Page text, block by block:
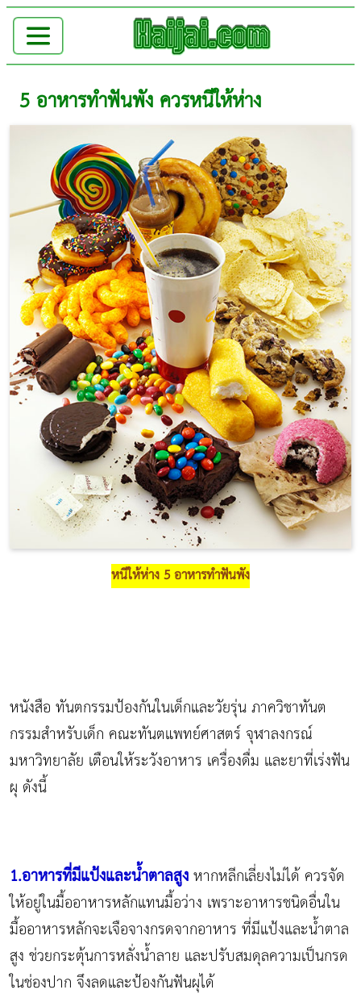
5 อาหารทำฟันพัง ควรหนีให้ห่าง
หนีให้ห่าง 5 อาหารทำฟันพัง
หนังสือ ทันตกรรมป้องกันในเด็กและวัยรุ่น ภาควิชาทันต
กรรมสำหรับเด็ก คณะทันตแพทย์ศาสตร์ จุฬาลงกรณ์
มหาวิทยาลัย เตือนให้ระวังอาหาร เครื่องดื่ม และยาที่เร่งฟัน
ผุ ดังนี้
1.อาหารที่มีแป้งและน้ำตาลสูงหากหลีกเลี่ยงไม่ได้ ควรจัด
ให้อยู่ในมื้ออาหารหลักแทนมื้อว่าง เพราะอาหารชนิดอื่นใน
มื้ออาหารหลักจะเจือจางกรดจากอาหาร ที่มีแป้งและน้ำตาล
สูง ช่วยกระตุ้นการหลั่งน้ำลาย และปรับสมดุลความเป็นกรด
ในช่องปาก จึงลดและป้องกันฟันผุได้